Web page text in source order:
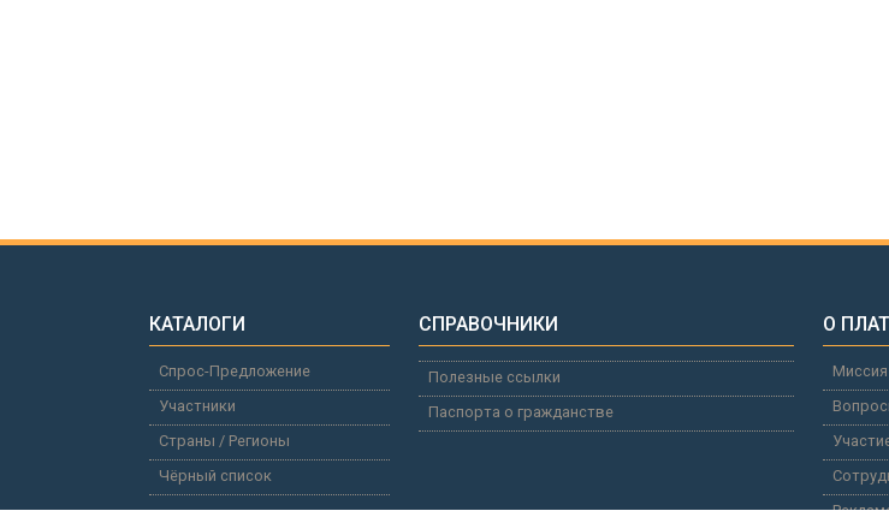
КАТАЛОГИ
Спрос-Предложение
Участники
Страны / Регионы
Чёрный список
СПРАВОЧНИКИ
Полезные ссылки
Паспорта о гражданстве
О
Миссия